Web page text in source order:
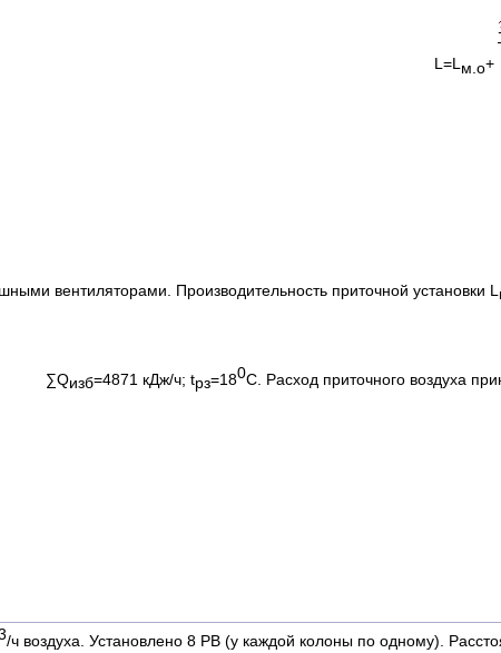
L=Lм.о+
вентиляторами. Производительность приточной установки L
∑Qизб=4871 кДж/ч; tрз=180С. Расход приточного воздуха
/ч воздуха. Установлено 8 РВ (у каждой колоны по одному).